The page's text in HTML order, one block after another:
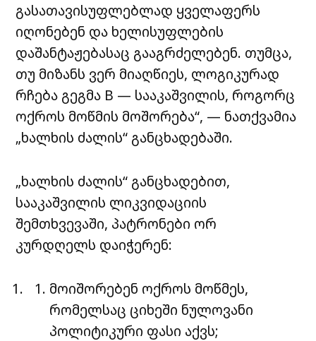
გასათავისუფლებლად ყველაფერს
იღონებენ და ხელისუფლების
დაშანტაჟებასაც გააგრძელებენ. თუმცა,
თუ მიზანს ვერ მიაღწიეს, ლოგიკურად
რჩება გეგმა B — სააკაშვილის, როგორც
ოქროს მოწმის მოშორება“, — ნათქვამია
„ხალხის ძალის“ განცხადებაში.
„ხალხის ძალის“ განცხადებით,
სააკაშვილის ლიკვიდაციის
შემთხვევაში, პატრონები ორ
კურდღელს დაიჭერენ:
მოიშორებენ ოქროს მოწმეს,
რომელსაც ციხეში ნულოვანი
პოლიტიკური ფასი აქვს;